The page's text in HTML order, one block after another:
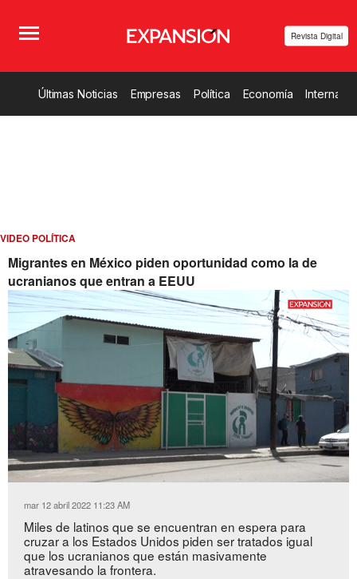
Revista Digital
Últimas Noticias Empresas Política Economía
VIDEO POLÍTICA
Migrantes en México piden oportunidad como la de
ucranianos que entran a EEUU
Unmute
31.73%
mar 12 abril 2022 11:23 AM
Miles de latinos que se encuentran en espera para
cruzar a los Estados Unidos piden ser tratados igual
que los ucranianos que están masivamente
atravesando la frontera.